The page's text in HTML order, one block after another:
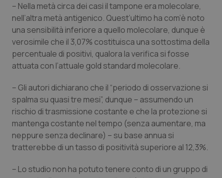
Molise
Piemonte
Provincia Autonoma di Bolzano
Provincia Autonoma di Trento
Puglia
Sardegna
Sicilia
Epatiti
HIV
Infezioni & Febbre
Ipertensione & Scompenso
Malattie rare
Malattia di Crohn & Rettocolite Ulcerosa
Neuroscienze & patologie neurodegenerative
– Nella metà circa dei casi il tampone era molecolare,
nell’altra metà antigenico. Quest’ultimo ha com’è noto
una sensibilità inferiore a quello molecolare, dunque è
verosimile che il 3,07% costituisca una sottostima della
percentuale di positivi, qualora la verifica si fosse
attuata con l’attuale gold standard molecolare.
– Gli autori dichiarano che il “periodo di osservazione si
spalma su quasi tre mesi”, dunque – assumendo un
rischio di trasmissione costante e che la protezione si
mantenga costante nel tempo (senza aumentare, ma
neppure senza declinare) – su base annua si
tratterebbe di un tasso di positività superiore al 12,3%.
– Lo studio non ha potuto tenere conto di un gruppo di